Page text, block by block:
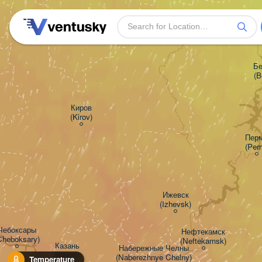
Temperature
Казань
(Kazan)
Ижевск
(Izhevsk)
Киров
(Kirov)
Нефтекамск
(Neftekamsk)
Набережные Челны
(Naberezhnye Chelny)